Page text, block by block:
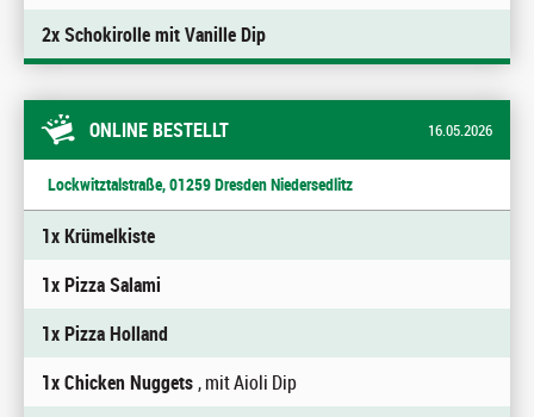
2x Schokirolle mit Vanille Dip
ONLINE BESTELLT 16.05.2026
Lockwitztalstraße, 01259 Dresden Niedersedlitz
1x Krümelkiste
1x Pizza Salami
1x Pizza Holland
1x Chicken Nuggets, mit Aioli Dip